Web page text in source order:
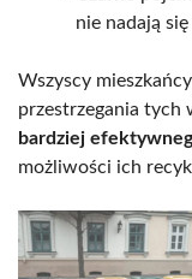
nie nadają
Wszyscy
przestrzegania tych
bardziej
możliwości ich